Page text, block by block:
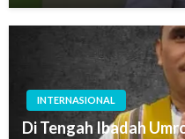
INTERNASIONAL
Di Tengah Ibadah